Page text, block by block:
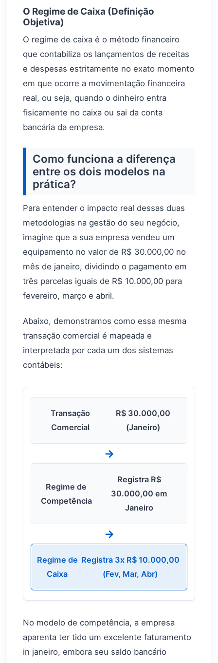
O Regime de Caixa (Definição
Objetiva)
O regime de caixa é o método financeiro
que contabiliza os lançamentos de receitas
e despesas estritamente no exato momento
em que ocorre a movimentação financeira
real, ou seja, quando o dinheiro entra
fisicamente no caixa ou sai da conta
bancária da empresa.
Como funciona a diferença
entre os dois modelos na
prática?
Para entender o impacto real dessas duas
metodologias na gestão do seu negócio,
imagine que a sua empresa vendeu um
equipamento no valor de R$ 30.000,00 no
mês de janeiro, dividindo o pagamento em
três parcelas iguais de R$ 10.000,00 para
fevereiro, março e abril.
Abaixo, demonstramos como essa mesma
transação comercial é mapeada e
interpretada por cada um dos sistemas
contábeis:
Transação
Comercial
R$ 30.000,00
(Janeiro)
→
Regime de
Competência
Registra R$
30.000,00 em
Janeiro
→
Regime de
Caixa
Registra 3x R$ 10.000,00
(Fev, Mar, Abr)
No modelo de competência, a empresa
aparenta ter tido um excelente faturamento
in janeiro, embora seu saldo bancário